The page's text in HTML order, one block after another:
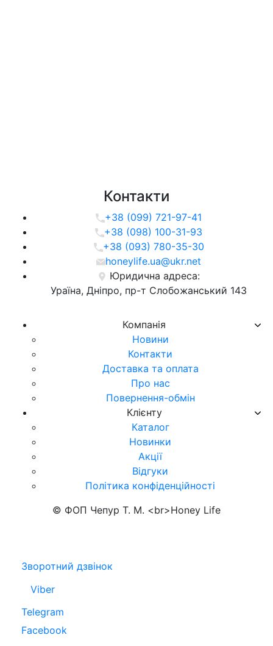
Компанія
Новини
Контакти
Доставка та оплата
Про нас
Повернення-обмін
Клієнту
Каталог
Новинки
Акції
Відгуки
Політика конфіденційності
Контакти
+38 (099) 721-97-41
+38 (098) 100-31-93
+38 (093) 780-35-30
honeylife.ua@ukr.net
Юридична адреса:
Ураїна, Дніпро, пр-т Слобожанський 143
© ФОП Чепур Т. М. <br>Honey Life
Зворотний дзвінок
Viber
Telegram
Facebook